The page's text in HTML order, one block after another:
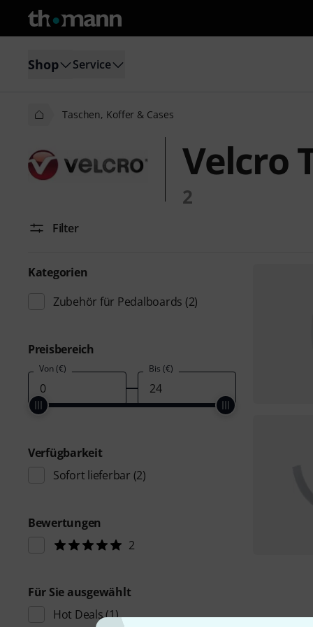
Shop Service
Taschen, Koffer & Cases
Velcro
2
Filter
Kategorien
Zubehör für Pedalboards (2)
Preisbereich
Von (€) Bis (€)
Verfügbarkeit
Sofort lieferbar (2)
Bewertungen
2
Für Sie ausgewählt
Hot Deals(1)